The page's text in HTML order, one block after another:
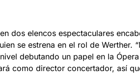
dos elencos espectaculares
se estrena en el rol de Werther.
debutando un papel en la
como director concertador, así